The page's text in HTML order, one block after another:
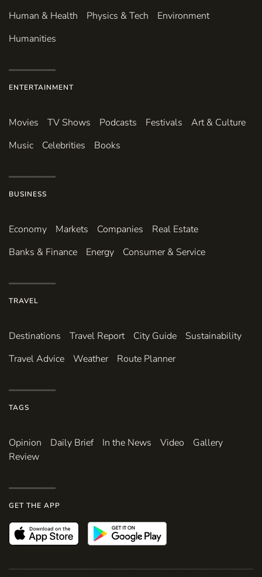
Human & Health
Physics & Tech
Environment
Humanities
ENTERTAINMENT
Movies TV Shows Podcasts Festivals
Art & Culture
Music
Celebrities Books
BUSINESS
Economy Markets Companies
Real Estate
Banks & Finance
Energy Consumer & Service
TRAVEL
Destinations Travel Report City Guide
Sustainability
Travel Advice
Weather Route Planner
TAGS
Opinion Daily Brief In the News Video
Gallery
Review
GET THE APP